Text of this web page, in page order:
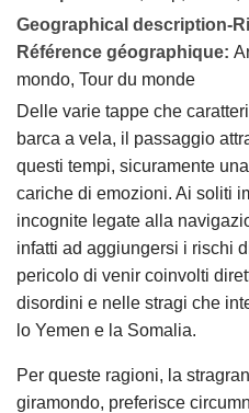
Geographical description-
Référence géographique:
mondo, Tour du monde
Delle varie tappe che
barca a vela, il passaggio
questi tempi, sicuramente
cariche di emozioni. Ai soliti
incognite legate alla
infatti ad aggiungersi i rischi
pericolo di venir coinvolti
disordini e nelle stragi che
lo Yemen e la Somalia.
Per queste ragioni, la
giramondo, preferisce